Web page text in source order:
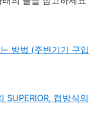
방법 (주변기기 구입
SUPERIOR, 캡방식의